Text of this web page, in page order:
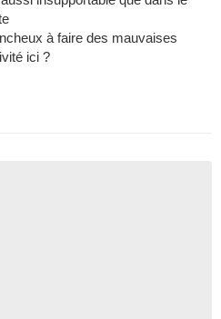
à faire des mauvaises
ici ?